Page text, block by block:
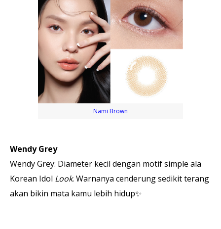
Nami Brown
Wendy Grey
Wendy Grey: Diameter kecil dengan motif simple ala
Korean Idol Look. Warnanya cenderung sedikit terang
akan bikin mata kamu lebih hidup✨